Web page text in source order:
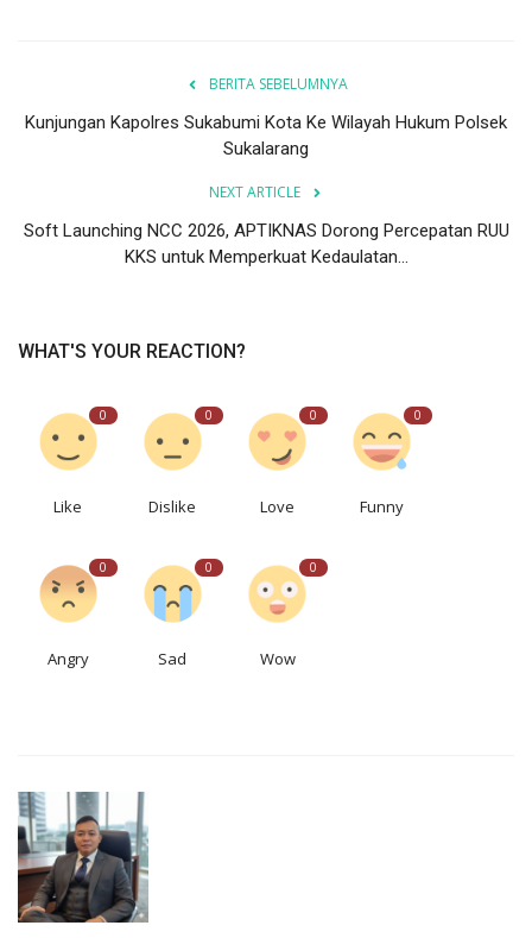
BERITA SEBELUMNYA
Kunjungan Kapolres Sukabumi Kota Ke Wilayah Hukum Polsek
Sukalarang
NEXT ARTICLE
Soft Launching NCC 2026, APTIKNAS Dorong Percepatan RUU
KKS untuk Memperkuat Kedaulatan...
WHAT'S YOUR REACTION?
0
Like
0
Dislike
0
Love
0
Funny
0
Angry
0
Sad
0
Wow